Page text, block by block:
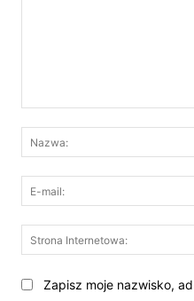
Zapisz moje nazwisko,